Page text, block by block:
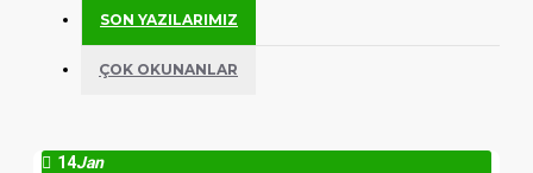
SON YAZILARIMIZ
ÇOK OKUNANLAR
14Jan